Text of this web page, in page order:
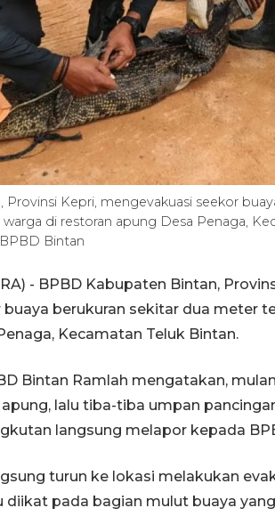
Kepri, mengevakuasi seekor
di restoran apung Desa Penaga,
Bintan
- BPBD Kabupaten Bintan,
berukuran sekitar dua meter
Kecamatan Teluk Bintan.
Bintan Ramlah mengatakan,
lalu tiba-tiba umpan
langsung melapor kepada
turun ke lokasi melakukan
diikat pada bagian mulut buaya